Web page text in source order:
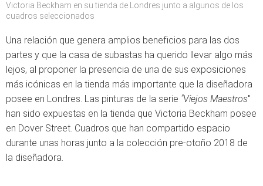
Victoria Beckham en su tienda de Londres junto a algunos de los
cuadros seleccionados
Una relación que genera amplios beneficios para las dos
partes y que la casa de subastas ha querido llevar algo más
lejos, al proponer la presencia de una de sus exposiciones
más icónicas en la tienda más importante que la diseñadora
posee en Londres. Las pinturas de la serie "Viejos Maestros"
han sido expuestas en la tienda que Victoria Beckham posee
en Dover Street. Cuadros que han compartido espacio
durante unas horas junto a la colección pre-otoño 2018 de
la diseñadora.